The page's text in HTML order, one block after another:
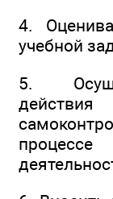
4.
учебной
5.